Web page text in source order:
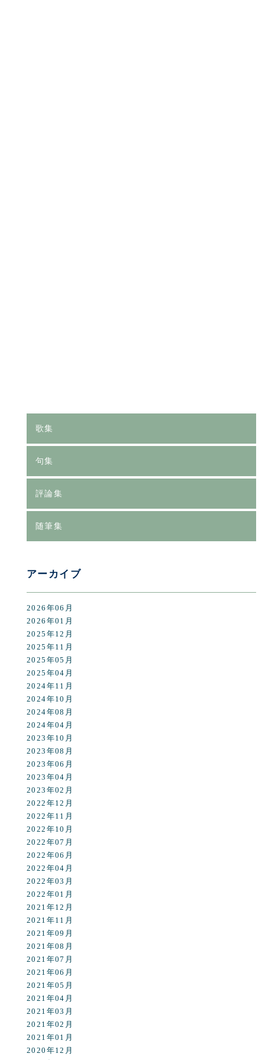
歌集
句集
評論集
随筆集
アーカイブ
2026年06月
2026年01月
2025年12月
2025年11月
2025年05月
2025年04月
2024年11月
2024年10月
2024年08月
2024年04月
2023年10月
2023年08月
2023年06月
2023年04月
2023年02月
2022年12月
2022年11月
2022年10月
2022年07月
2022年06月
2022年04月
2022年03月
2022年01月
2021年12月
2021年11月
2021年09月
2021年08月
2021年07月
2021年06月
2021年05月
2021年04月
2021年03月
2021年02月
2021年01月
2020年12月